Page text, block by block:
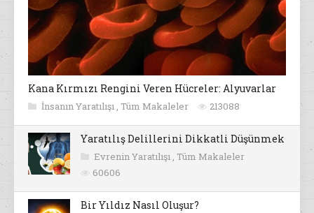
Kana Kırmızı Rengini Veren Hücreler: Alyuvarlar
İnsanın Yaratılışı , Tüm Makaleler 213088
Yaratılış Delillerini Dikkatli Düşünmek
Evrenin Yaratılışı , Tüm Makaleler
60606
Bir Yıldız Nasıl Oluşur?